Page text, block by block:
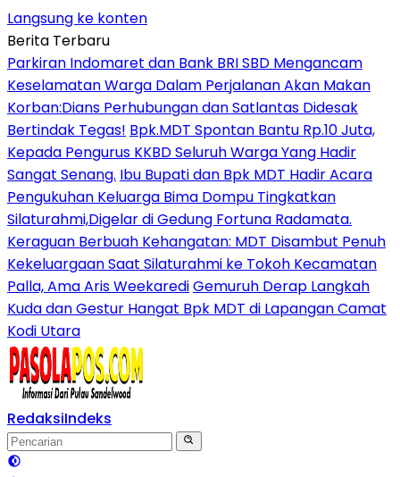
Langsung ke konten
Berita Terbaru
Parkiran Indomaret dan Bank BRI SBD Mengancam
Keselamatan Warga Dalam Perjalanan Akan Makan
Korban:Dians Perhubungan dan Satlantas Didesak
Bertindak Tegas! Bpk.MDT Spontan Bantu Rp.10 Juta,
Kepada Pengurus KKBD Seluruh Warga Yang Hadir
Sangat Senang. Ibu Bupati dan Bpk MDT Hadir Acara
Pengukuhan Keluarga Bima Dompu Tingkatkan
Silaturahmi,Digelar di Gedung Fortuna Radamata.
Keraguan Berbuah Kehangatan: MDT Disambut Penuh
Kekeluargaan Saat Silaturahmi ke Tokoh Kecamatan
Palla, Ama Aris WeekarediGemuruh Derap Langkah
Kuda dan Gestur Hangat Bpk MDT di Lapangan Camat
Kodi Utara
RedaksiIndeks